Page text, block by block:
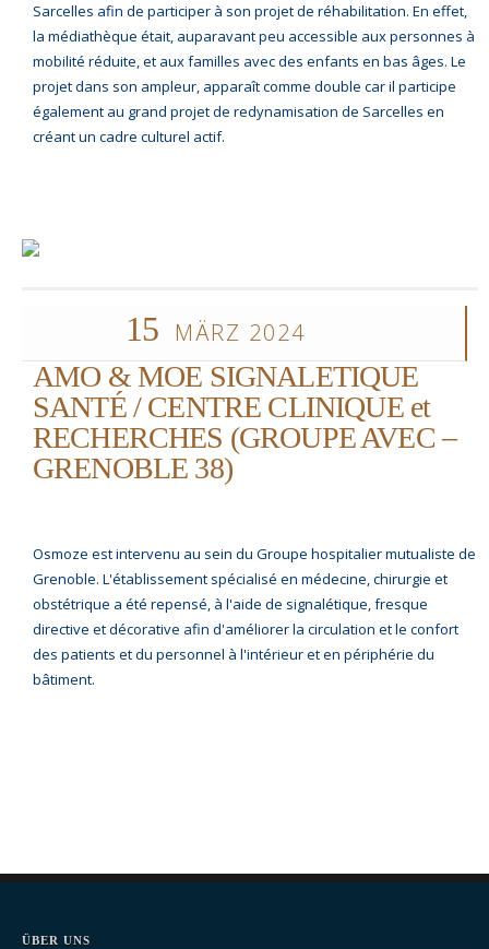
Sarcelles afin de participer à son projet de réhabilitation. En effet,
la médiathèque était, auparavant peu accessible aux personnes à
mobilité réduite, et aux familles avec des enfants en bas âges. Le
projet dans son ampleur, apparaît comme double car il participe
également au grand projet de redynamisation de Sarcelles en
créant un cadre culturel actif.
15 MÄRZ 2024
AMO & MOE SIGNALETIQUE
SANTÉ / CENTRE CLINIQUE et
RECHERCHES (GROUPE AVEC –
GRENOBLE 38)
Osmoze est intervenu au sein du Groupe hospitalier mutualiste de
Grenoble. L'établissement spécialisé en médecine, chirurgie et
obstétrique a été repensé, à l'aide de signalétique, fresque
directive et décorative afin d'améliorer la circulation et le confort
des patients et du personnel à l'intérieur et en périphérie du
bâtiment.
ÜBER UNS